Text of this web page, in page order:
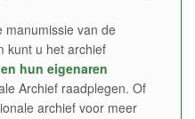
manumissie van de
kunt u het archief
hun eigenaren
Archief raadplegen. Of
archief voor meer